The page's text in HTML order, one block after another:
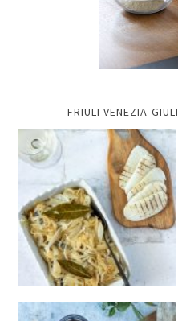
FRIULI VENEZIA-